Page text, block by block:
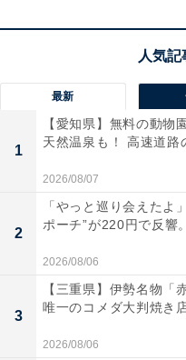
ます。周囲を気にせず家
や、富士山の豊かな自然
おすすめの宿です。
最新
1
【愛知県】無料の動物
天然温泉も！ 高速道路
2026/08/07
2
「やっと巡り会えたよ
ポーチ”が220円で反響
2026/08/06
3
【三重県】伊勢名物「
唯一のコメダ大判焼き
2026/08/06